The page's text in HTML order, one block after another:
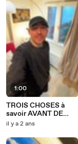
1:00
TROIS CHOSES à
savoir AVANT DE
COURIR !
il y a 2 ans